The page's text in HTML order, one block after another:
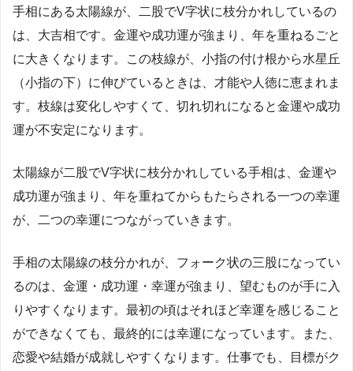
手相にある太陽線が、二股でV字状に枝分かれしているの
は、大吉相です。金運や成功運が強まり、年を重ねるごと
に大きくなります。この枝線が、小指の付け根から水星丘
（小指の下）に伸びているときは、才能や人徳に恵まれま
す。枝線は変化しやすくて、切れ切れになると金運や成功
運が不安定になります。
太陽線が二股でV字状に枝分かれしている手相は、金運や
成功運が強まり、年を重ねてからもたらされる一つの幸運
が、二つの幸運につながっていきます。
手相の太陽線の枝分かれが、フォーク状の三股になってい
るのは、金運・成功運・幸運が強まり、望むものが手に入
りやすくなります。最初の頃はそれほど幸運を感じること
ができなくても、最終的には幸運になっています。また、
恋愛や結婚が成就しやすくなります。仕事でも、目標がク